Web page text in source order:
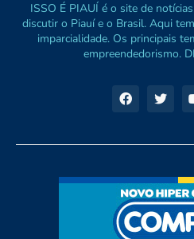
ISSO É PIAUÍ é o site de
discutir o Piauí e o Brasil. Aqui
imparcialidade. Os principais
empreendedorismo.